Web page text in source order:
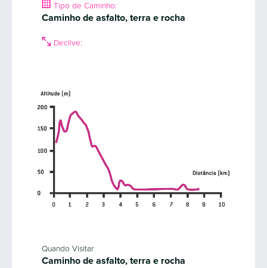
Tipo de Caminho:
Caminho de asfalto, terra e rocha
Declive:
Quando Visitar
Caminho de asfalto, terra e rocha